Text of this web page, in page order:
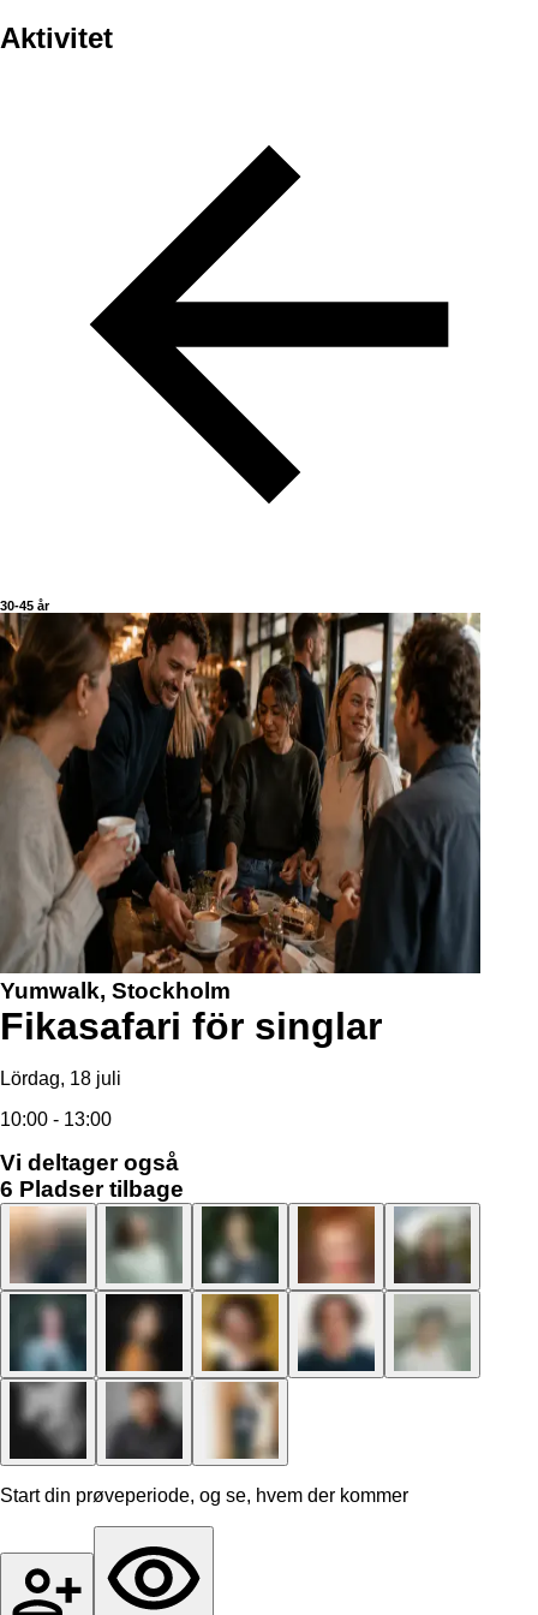
Aktivitet
30-45 år
Yumwalk, Stockholm
Fikasafari för singlar
Lördag, 18 juli
10:00 - 13:00
Vi deltager også
6 Pladser tilbage
Start din prøveperiode, og se, hvem der kommer